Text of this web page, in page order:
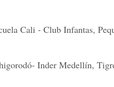
Cali - Club Infantas,
Inder Medellín,